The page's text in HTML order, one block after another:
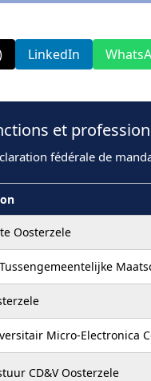
LinkedIn
et
fédérale de
Oosterzele
Micro-Electronica
CD&V Oosterzele